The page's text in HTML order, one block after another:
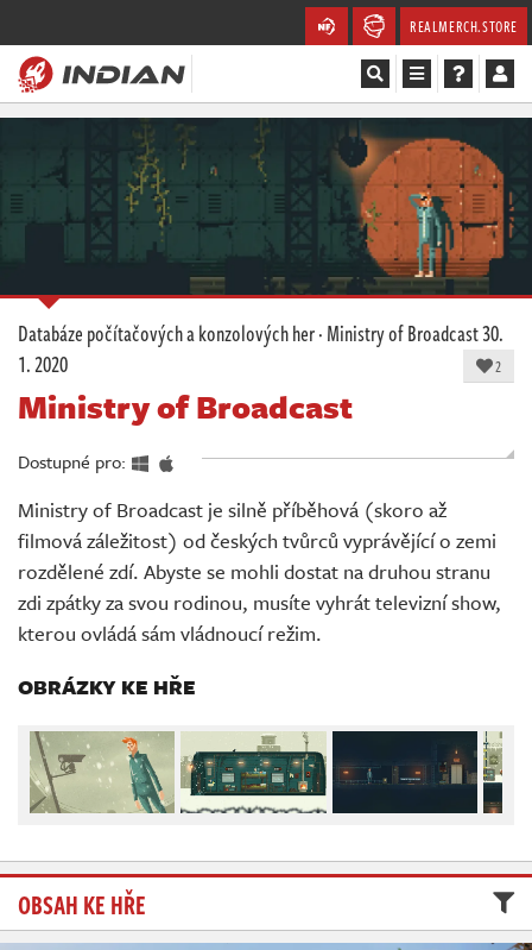
REALMERCH.STORE
Recenze
Soutěže
Databáze
Komunita
Redakce
Živě
Databáze počítačových a konzolových her·Ministry of Broadcast30.
1. 2020
2
Ministry of Broadcast
Dostupné pro:
Ministry of Broadcast je silně příběhová (skoro až
filmová záležitost) od českých tvůrců vyprávějící o zemi
rozdělené zdí. Abyste se mohli dostat na druhou stranu
zdi zpátky za svou rodinou, musíte vyhrát televizní show,
kterou ovládá sám vládnoucí režim.
OBRÁZKY KE HŘE
OBSAH KE HŘE